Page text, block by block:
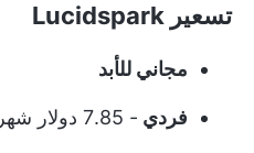
تسعير Lucidspark
مجاني للأبد
فردي - 7.85 دولار شهرياً لكل مستخدم